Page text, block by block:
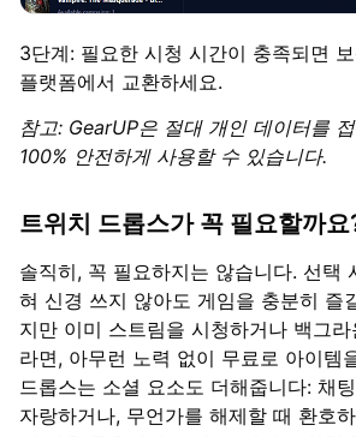
3단계: 필요한 시청 시간이 충족되면
플랫폼에서 교환하세요.
참고: GearUP은 절대 개인 데이터를
100% 안전하게 사용할 수 있습니다.
트위치 드롭스가 꼭 필요할까요
솔직히, 꼭 필요하지는 않습니다. 선택
혀 신경 쓰지 않아도 게임을 충분히 즐
지만 이미 스트림을 시청하거나 백그
라면, 아무런 노력 없이 무료로 아이템
드롭스는 소셜 요소도 더해줍니다: 채
자랑하거나, 무언가를 해제할 때 환호